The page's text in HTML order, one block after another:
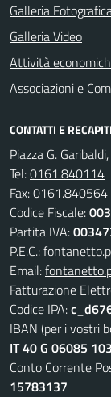
Galleria
Galleria Video
Attività
Associazioni e
CONTATTI E RECAPITI
Piazza G.
Tel:0161.840114
Fax:0161.840564
Codice Fiscale:
Partita IVA:
P.E.C.:
Email:
Fatturazione
Codice IPA:
IBAN (per i vostri
IT 40 G 06085
Conto Corrente
15783137